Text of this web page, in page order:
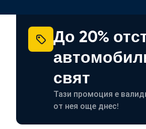
До 20%
свят
Тази промоция е
от нея още днес!